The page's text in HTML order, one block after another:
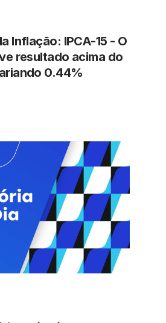
Inflação: IPCA-15 - O
resultado acima do
0.44%